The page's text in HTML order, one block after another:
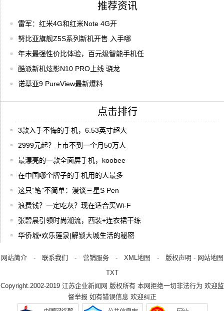
推荐资讯
雷军：红米4G和红米Note 4G开
努比亚旗舰Z5S系列新机开售 入手哪
年末最强性价比体验，百元级智能手机任
酷派新机炫影N10 PRO上线 骁龙
诺基亚9 PureView最新爆料
点击排行
3款入手不悔的手机，6.53英寸超大
2999元起？上市不到一个月50万人
最漂亮的一款全面屏手机，koobee
在中国哪个牌子的手机用的人最多
这只“笔”不简单：漫谈三星S Pen
浪费钱？一定吃灰？现在适合买Wi-F
张碧晨引领时尚潮流，西装+连衣裙干练
华侨城•欢乐莲泉|解锁大城生活的秘密
网站简介- 联系我们 - 营销服务- XML地图 - 版权声明 - 网站地图
TXT
Copyright.2002-2019 江苏企业新闻网 版权所有 本网拒绝一切非法行为 欢迎监
督举报 如有错误信息 欢迎纠正